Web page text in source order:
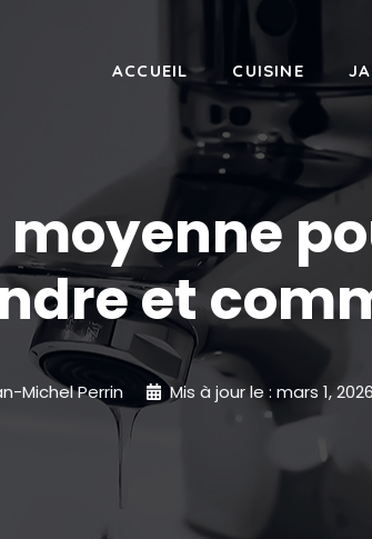
ACCUEIL CUISINE
et
Michel Perrin Mis à jour le :mars 1, 2026